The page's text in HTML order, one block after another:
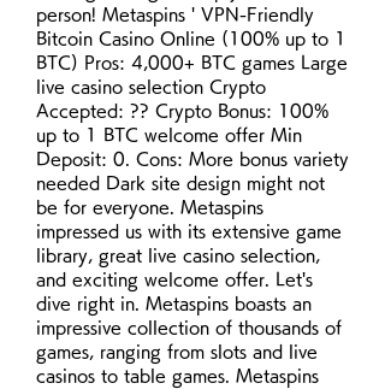
person! Metaspins ' VPN-Friendly
Bitcoin Casino Online (100% up to 1
BTC) Pros: 4,000+ BTC games Large
live casino selection Crypto
Accepted: ?? Crypto Bonus: 100%
up to 1 BTC welcome offer Min
Deposit: 0. Cons: More bonus variety
needed Dark site design might not
be for everyone. Metaspins
impressed us with its extensive game
library, great live casino selection,
and exciting welcome offer. Let's
dive right in. Metaspins boasts an
impressive collection of thousands of
games, ranging from slots and live
casinos to table games. Metaspins